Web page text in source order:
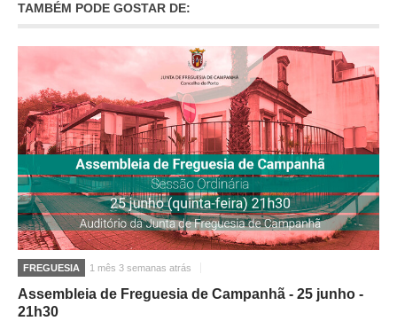
TAMBÉM PODE GOSTAR DE:
FREGUESIA 1 mês 3 semanas atrás
Assembleia de Freguesia de Campanhã - 25 junho -
21h30